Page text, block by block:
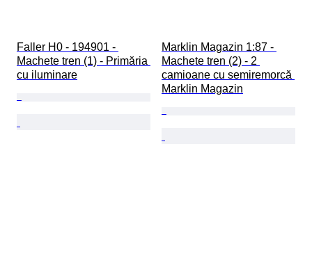
Faller H0 - 194901 -
Machete tren (1) - Primăria
cu iluminare
Marklin Magazin 1:87 -
Machete tren (2) - 2
camioane cu semiremorcă
Marklin Magazin